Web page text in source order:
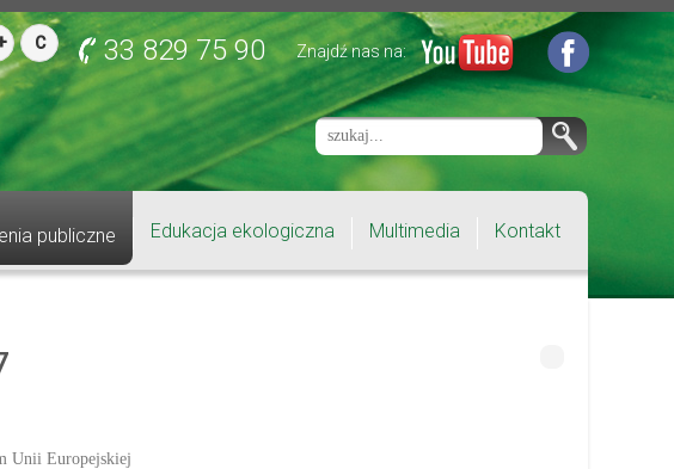
C 33 829 75 90 Znajdź nas na:
publiczne Edukacja ekologiczna Multimedia Kontakt
Unii Europejskiej